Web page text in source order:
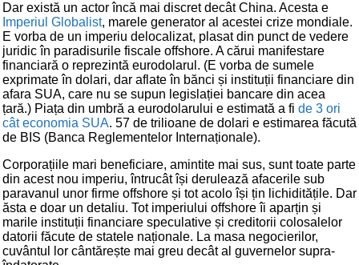
Dar există un actor încă mai discret decât China. Acesta e
Imperiul Globalist, marele generator al acestei crize mondiale.
E vorba de un imperiu delocalizat, plasat din punct de vedere
juridic în paradisurile fiscale offshore. A cărui manifestare
financiară o reprezintă eurodolarul. (E vorba de sumele
exprimate în dolari, dar aflate în bănci și instituții financiare din
afara SUA, care nu se supun legislației bancare din acea
țară.) Piața din umbră a eurodolarului e estimată a fi de 3 ori
cât economia SUA. 57 de trilioane de dolari e estimarea făcută
de BIS (Banca Reglementelor Internaționale).
Corporațiile mari beneficiare, amintite mai sus, sunt toate parte
din acest nou imperiu, întrucât își derulează afacerile sub
paravanul unor firme offshore și tot acolo își țin lichiditățile. Dar
ăsta e doar un detaliu. Tot imperiului offshore îi aparțin și
marile instituții financiare speculative și creditorii colosalelor
datorii făcute de statele naționale. La masa negocierilor,
cuvântul lor cântărește mai greu decât al guvernelor supra-